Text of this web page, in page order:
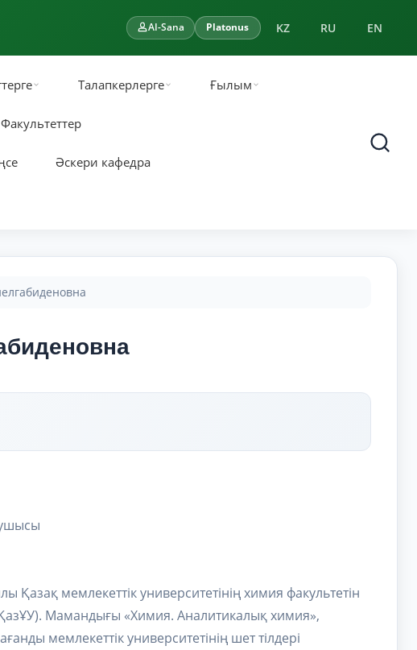
AI-Sana Platonus KZ RU EN
Талапкерлерге Ғылым
Факультеттер
Әскери кафедра
Қазақ мемлекеттік университетінің химия факультетін
Мамандығы «Химия. Аналитикалық химия»,
мемлекеттік университетінің шет тілдері